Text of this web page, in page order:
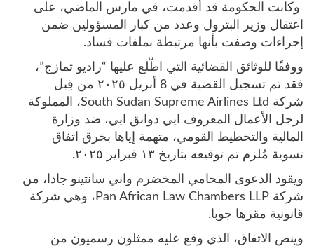
وكانت الحكومة قد أقدمت، في مارس الماضي، على
اعتقال وزير البترول وعدد من كبار المسؤولين ضمن
إجراءات وصفت بأنها مرتبطة بملفات فساد.
ووفقًا للوثائق القضائية التي اطّلع عليها “راديو تمازج”،
فقد تم تسجيل القضية في 8 أبريل ٢٠٢٥ من قِبل
شركة South Sudan Supreme Airlines Ltd، المملوكة
لرجل الأعمال المعروف ايي دوانق ايي، ضد وزارة
المالية والتخطيط القومي، متهمة إياها بخرق اتفاق
تسوية مُلزم تم توقيعه بتاريخ ١٣ فبراير ٢٠٢٥.
ويقود الدعوى المحامي المخضرم واني سانتينو جادا، من
شركة Pan African Law Chambers LLP، وهي شركة
قانونية مقرها جوبا.
وينص الاتفاق، الذي وقع عليه ممثلون رسميون من